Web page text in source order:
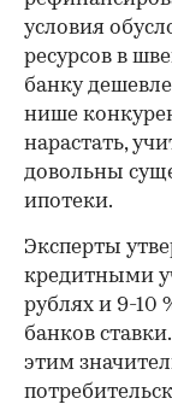
условия
ресурсов в
банку
нише
нарастать,
довольны
ипотеки.
Эксперты
кредитными
рублях и 9-10
банков
этим